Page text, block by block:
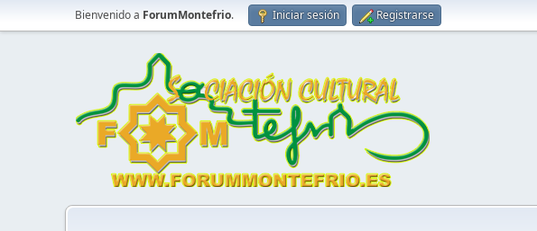
Bienvenido a ForumMontefrio. Iniciar sesión Registrarse